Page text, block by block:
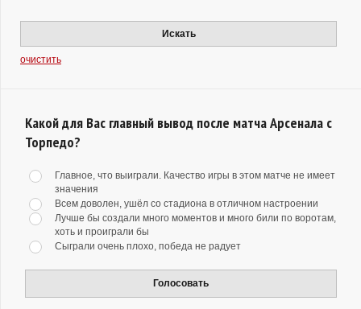
Искать
очистить
Какой для Вас главный вывод после матча Арсенала с
Торпедо?
Главное, что выиграли. Качество игры в этом матче не имеет
значения
Всем доволен, ушёл со стадиона в отличном настроении
Лучше бы создали много моментов и много били по воротам,
хоть и проиграли бы
Сыграли очень плохо, победа не радует
Голосовать